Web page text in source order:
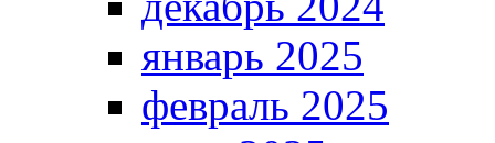
январь 2025
февраль 2025